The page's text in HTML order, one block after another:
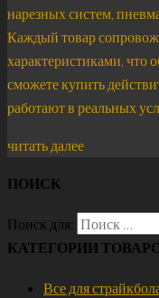
нарезных систем,
Каждый товар
характеристиками, что
сможете купить
работают в реальных
читать далее
ПОИСК
Поиск для:
КАТЕГОРИИ
Все для